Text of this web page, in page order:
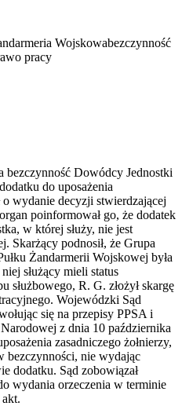
Wojskowabezczynność
pracy
bezczynność Dowódcy Jednostki
do uposażenia
wydanie decyzji stwierdzającej
poinformował go, że dodatek
w której służy, nie jest
Skarżący podnosił, że Grupa
Żandarmerii Wojskowej była
służący mieli status
służbowego, R. G. złożył skargę
Wojewódzki Sąd
się na przepisy PPSA i
z dnia 10 października
zasadniczego żołnierzy,
bezczynności, nie wydając
dodatku. Sąd zobowiązał
wydania orzeczenia w terminie